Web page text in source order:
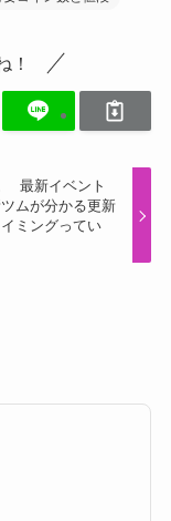
！
最新イベント
ムが分かる更新
ミングってい